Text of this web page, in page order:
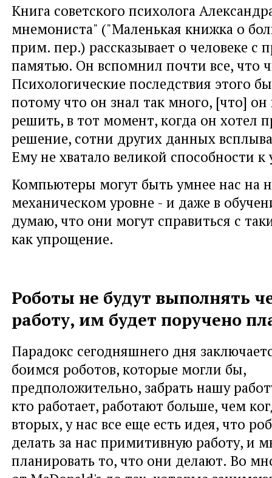
Книга советского психолога
мнемониста" ("Маленькая книжка о
прим. пер.) рассказывает о человеке с
памятью. Он вспомнил почти все, что
Психологические последствия этого
потому что он знал так много, [что] он
решить, в тот момент, когда он хотел
решение, сотни других данных
Ему не хватало великой способности
Компьютеры могут быть умнее нас на
механическом уровне - и даже в
думаю, что они могут справиться с
как упрощение.
Роботы не будут выполнять
работу, им будет поручено
Парадокс сегодняшнего дня
боимся роботов, которые могли бы,
предположительно, забрать нашу
кто работает, работают больше, чем
вторых, у нас все еще есть идея, что
делать за нас примитивную работу, и
планировать то, что они делают. Во